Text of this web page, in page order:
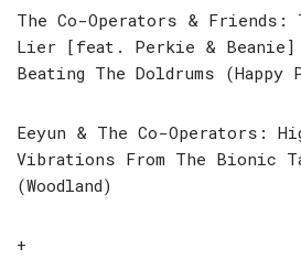
The Co-Operators & Friends:
Lier [feat. Perkie & Beanie]
Beating The Doldrums (Happy
Eeyun & The Co-Operators:
Vibrations From The Bionic
(Woodland)
+